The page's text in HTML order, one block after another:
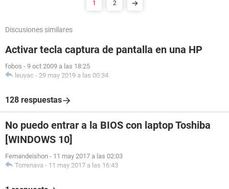
1 2
Discusiones similares
Activar tecla captura de pantalla en una HP
fobos - 9 oct 2009 a las 18:25
leuyac - 29 may 2019 a las 00:34
128 respuestas
No puedo entrar a la BIOS con laptop Toshiba
[WINDOWS 10]
Fernandeishon - 11 may 2017 a las 02:03
Torrenava - 11 may 2017 a las 16:43